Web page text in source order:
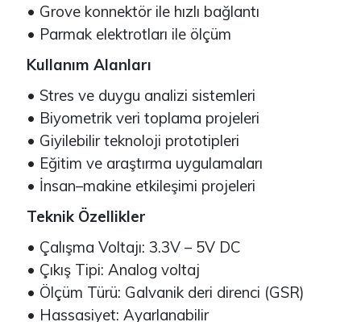
• Grove konnektör ile hızlı bağlantı
• Parmak elektrotları ile ölçüm
Kullanım Alanları
• Stres ve duygu analizi sistemleri
• Biyometrik veri toplama projeleri
• Giyilebilir teknoloji prototipleri
• Eğitim ve araştırma uygulamaları
• İnsan–makine etkileşimi projeleri
Teknik Özellikler
• Çalışma Voltajı: 3.3V – 5V DC
• Çıkış Tipi: Analog voltaj
• Ölçüm Türü: Galvanik deri direnci (GSR)
• Hassasiyet: Ayarlanabilir